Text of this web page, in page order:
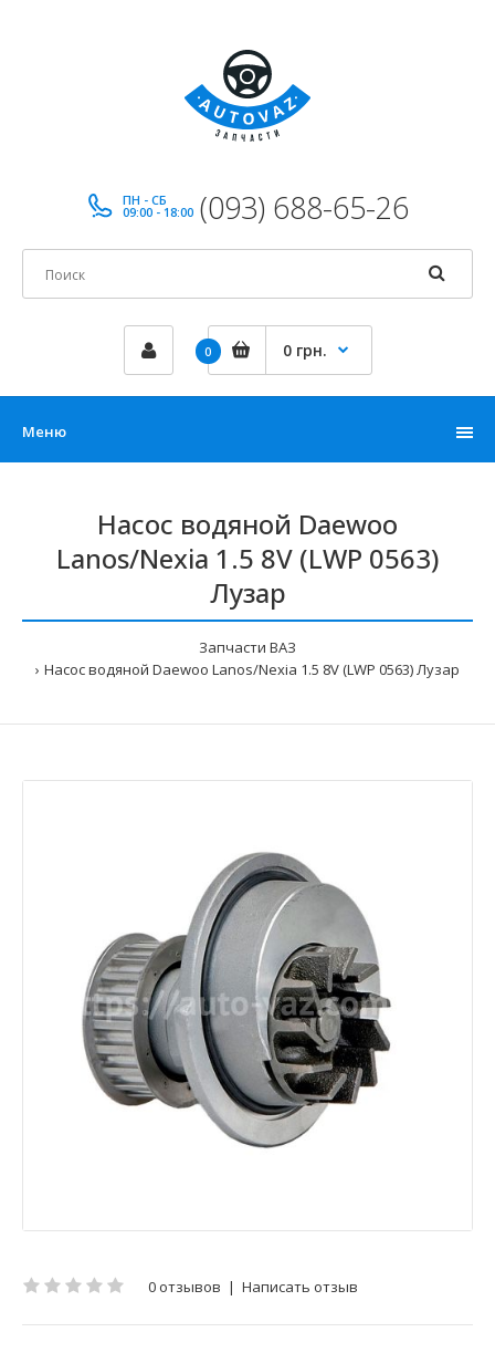
ПН - СБ
09:00 - 18:00 (093) 688-65-26
0 0 грн.
Меню
Насос водяной Daewoo
Lanos/Nexia 1.5 8V (LWP 0563)
Лузар
Запчасти ВАЗ
Насос водяной Daewoo Lanos/Nexia 1.5 8V (LWP 0563) Лузар
0 отзывов | Написать отзыв